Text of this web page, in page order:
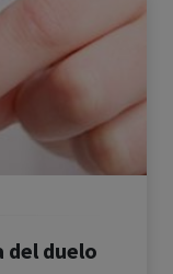
del duelo